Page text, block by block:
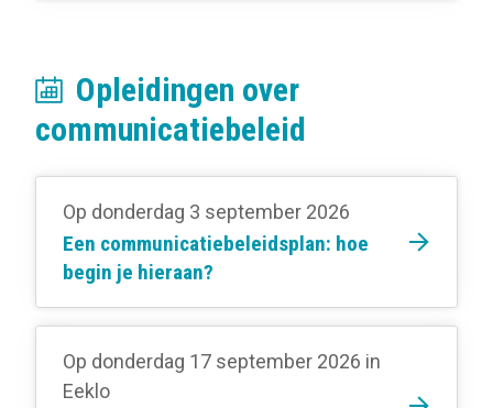
Opleidingen over
communicatiebeleid
Op donderdag 3 september 2026
Een communicatiebeleidsplan: hoe
begin je hieraan?
Op donderdag 17 september 2026 in
Eeklo